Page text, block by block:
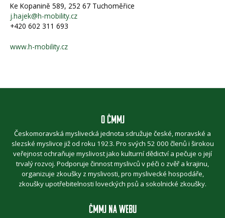
Ke Kopanině 589, 252 67 Tuchoměřice
j.hajek@h-mobility.cz
+420 602 311 693
www.h-mobility.cz
O ČMMJ
Českomoravská myslivecká jednota sdružuje české, moravské a
slezské myslivce již od roku 1923. Pro svých 52 000 členů i širokou
veřejnost ochraňuje myslivost jako kulturní dědictví a pečuje o její
trvalý rozvoj. Podporuje činnost myslivců v péči o zvěř a krajinu,
organizuje zkoušky z myslivosti, pro myslivecké hospodáře,
zkoušky upotřebitelnosti loveckých psů a sokolnické zkoušky.
ČMMJ NA WEBU